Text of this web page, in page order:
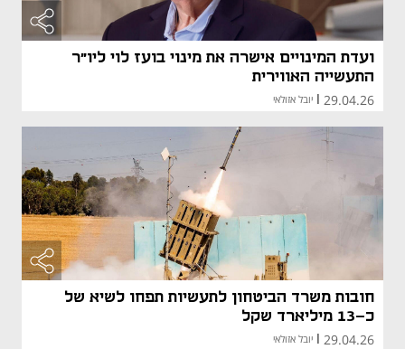
ועדת המינויים אישרה את מינוי בועז לוי ליו"ר
התעשייה האווירית
29.04.26 יובל אזולאי
חובות משרד הביטחון לתעשיות תפחו לשיא של
כ-13 מיליארד שקל
29.04.26 יובל אזולאי